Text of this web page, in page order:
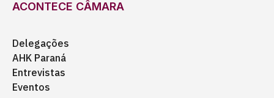
ACONTECE CÂMARA
Delegações
AHK Paraná
Entrevistas
Eventos